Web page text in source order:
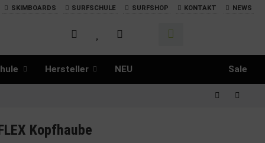
SKIMBOARDS SURFSCHULE SURFSHOP KONTAKT NEWS
Hersteller NEU Sale
Kopfhaube